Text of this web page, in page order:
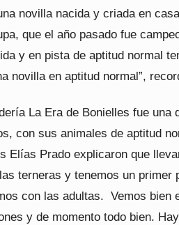
novilla nacida y criada en
que el año pasado fue
y en pista de aptitud normal
novilla en aptitud normal”,
La Era de Bonielles fue una
con sus animales de aptitud
Elías Prado explicaron que
terneras y tenemos un primer
con las adultas. Vemos bien
y de momento todo bien.